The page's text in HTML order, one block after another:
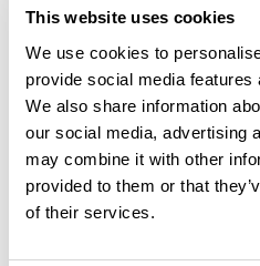
This website uses cookies
We use cookies to
provide social media
We also share information
our social media, advertising
may combine it with other
provided to them or that
of their services.
completado? ¡Deja la primera
Añadir
Resumen